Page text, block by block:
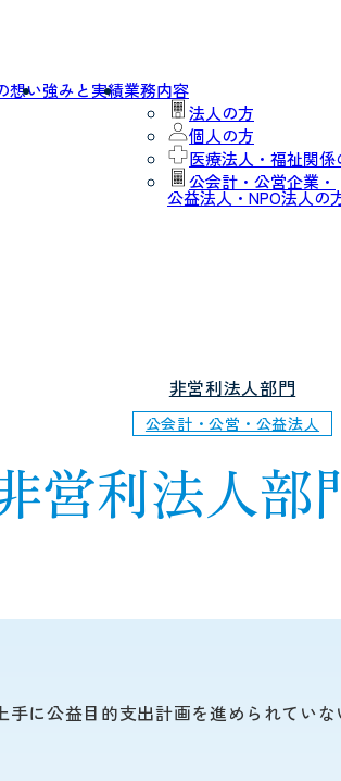
想い強みと実績業務内容
法人の方
個人の方
医療法人・福祉関係
公会計・公営企業・
公益法人・NPO法人の
非営利法人部門
公会計・公営・公益法人
営利法人
に公益目的支出計画を進められていな